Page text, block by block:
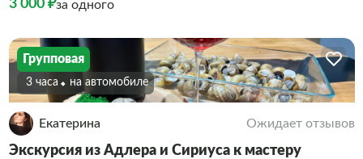
3 000 ₽за одного
Групповая
3 часа На автомобиле
Екатерина Ожидает отзывов
Экскурсия из Адлера и Сириуса к мастеру